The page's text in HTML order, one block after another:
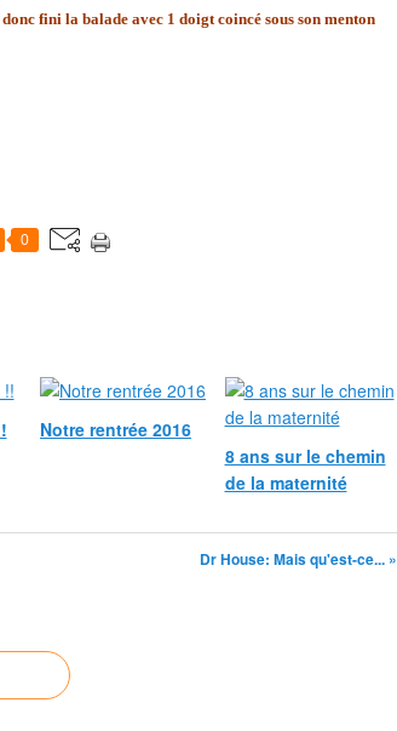
fini la balade avec 1 doigt coincé sous son menton
0
Notre rentrée 2016
8 ans sur le chemin
de la maternité
Dr House: Mais qu'est-ce... »